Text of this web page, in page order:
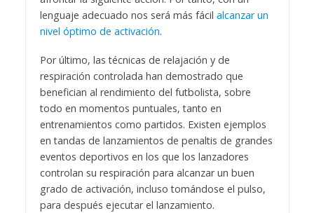
lenguaje adecuado nos será más fácil alcanzar un
nivel óptimo de activación.
Por último, las técnicas de relajación y de
respiración controlada han demostrado que
benefician al rendimiento del futbolista, sobre
todo en momentos puntuales, tanto en
entrenamientos como partidos. Existen ejemplos
en tandas de lanzamientos de penaltis de grandes
eventos deportivos en los que los lanzadores
controlan su respiración para alcanzar un buen
grado de activación, incluso tomándose el pulso,
para después ejecutar el lanzamiento.